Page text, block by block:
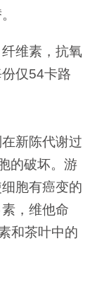
维素，抗氧
仅54卡路
新陈代谢过
的破坏。游
胞有癌变的
，维他命
和茶叶中的